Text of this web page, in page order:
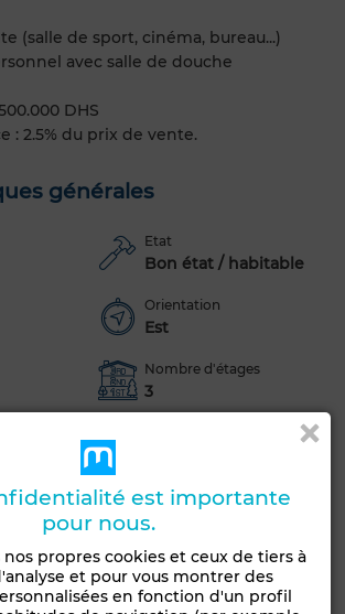
(salle de sport, cinéma, bureau...)
avec salle de douche
DHS
: 2.5% du prix de vente.
générales
Etat
Bon état / habitable
Orientation
Est
Nombre d'étages
3
Chambre rangement
Salon Marocain Salon européen
Cheminée
Sécurité Double vitrage
Cuisine équipée Réfrigérateur
est importante
pour nous.
nos propres cookies et ceux de tiers à
et pour vous montrer des
en fonction d'un profil